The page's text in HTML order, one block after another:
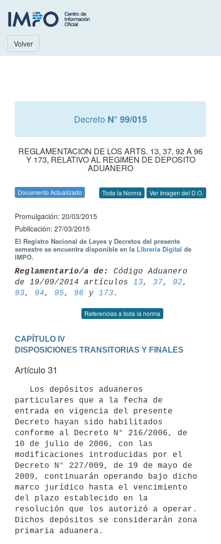
Volver
Decreto N° 99/015
REGLAMENTACION DE LOS ARTS. 13, 37, 92 A 96
Y 173, RELATIVO AL REGIMEN DE DEPOSITO
ADUANERO
Documento Actualizado Toda la Norma Ver Imagen del D.O.
Promulgación: 20/03/2015
Publicación: 27/03/2015
El Registro Nacional de Leyes y Decretos del presente
semestre se encuentra disponible en la Librería Digital de
IMPO.
Reglamentario/a de:
Código Aduanero
de 19/09/2014 artículos 13, 37, 92,
93, 94, 95, 96 y 173
Referencias a toda la norma
CAPÍTULO IV
DISPOSICIONES TRANSITORIAS Y FINALES
Artículo 31
particulares que a la fecha de
entrada en vigencia del presente
Decreto hayan sido habilitados
conforme al Decreto N° 216/2006, de
10 de julio de 2006, con las
modificaciones introducidas por el
Decreto N° 227/009, de 19 de mayo de
2009, continuarán operando bajo dicho
marco jurídico hasta el vencimiento
del plazo establecido en la
resolución que los autorizó a operar.
Dichos depósitos se considerarán zona
primaria aduanera.